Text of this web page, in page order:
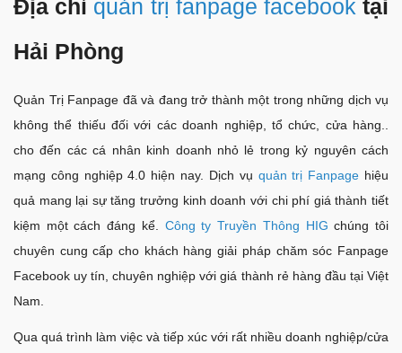
Địa chỉ quản trị fanpage facebook tại
Hải Phòng
Quản Trị Fanpage đã và đang trở thành một trong những dịch vụ
không thể thiếu đối với các doanh nghiệp, tổ chức, cửa hàng..
cho đến các cá nhân kinh doanh nhỏ lẻ trong kỷ nguyên cách
mạng công nghiệp 4.0 hiện nay. Dịch vụ quản trị Fanpage hiệu
quả mang lại sự tăng trưởng kinh doanh với chi phí giá thành tiết
kiệm một cách đáng kể. Công ty Truyền Thông HIG chúng tôi
chuyên cung cấp cho khách hàng giải pháp chăm sóc Fanpage
Facebook uy tín, chuyên nghiệp với giá thành rẻ hàng đầu tại Việt
Nam.
Qua quá trình làm việc và tiếp xúc với rất nhiều doanh nghiệp/cửa